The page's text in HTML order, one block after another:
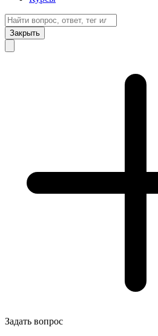
Закрыть
Задать вопрос